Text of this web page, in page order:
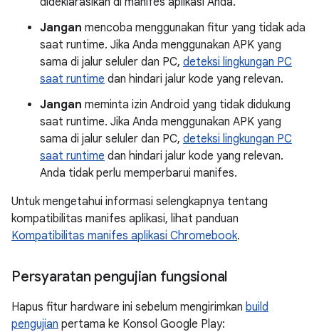
Jangan mencoba menggunakan fitur yang tidak ada
saat runtime. Jika Anda menggunakan APK yang
sama di jalur seluler dan PC, deteksi lingkungan PC
saat runtime dan hindari jalur kode yang relevan.
Jangan meminta izin Android yang tidak didukung
saat runtime. Jika Anda menggunakan APK yang
sama di jalur seluler dan PC, deteksi lingkungan PC
saat runtime dan hindari jalur kode yang relevan.
Anda tidak perlu memperbarui manifes.
Untuk mengetahui informasi selengkapnya tentang
kompatibilitas manifes aplikasi, lihat panduan
Kompatibilitas manifes aplikasi Chromebook.
Persyaratan pengujian fungsional
Hapus fitur hardware ini sebelum mengirimkan build
pengujian pertama ke Konsol Google Play: